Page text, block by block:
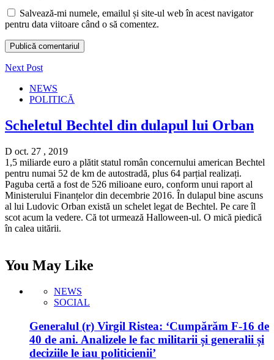
Salvează-mi numele, emailul și site-ul web în acest navigator
pentru data viitoare când o să comentez.
Next Post
NEWS
POLITICĂ
Scheletul Bechtel din dulapul lui Orban
D oct. 27 , 2019
1,5 miliarde euro a plătit statul român concernului american Bechtel
pentru numai 52 de km de autostradă, plus 64 parțial realizați.
Paguba certă a fost de 526 milioane euro, conform unui raport al
Ministerului Finanțelor din decembrie 2016. În dulapul bine ascuns
al lui Ludovic Orban există un schelet legat de Bechtel. Pe care îl
scot acum la vedere. Că tot urmează Halloween-ul. O mică piedică
în calea uitării.
You May Like
NEWS
SOCIAL
Generalul (r) Virgil Ristea: ‘Cumpărăm F-16 de
40 de ani. Analizele le fac militarii și generalii și
deciziile le iau politicienii’